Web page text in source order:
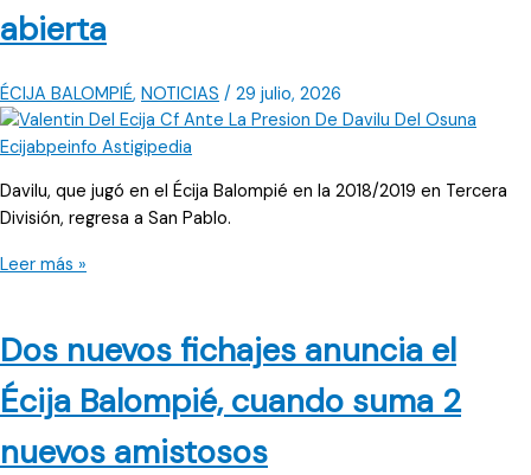
inicio
la
pretemporada
del
Balompié
abierta
ÉCIJA BALOMPIÉ, NOTICIAS / 29 julio, 2026
Davilu, que jugó en el Écija Balompié en la 2018/2019 en Tercera
División, regresa a San Pablo.
El
arranca
pretemporada
‘finde’
Leer más »
Dos nuevos fichajes anuncia el
Écija Balompié, cuando suma 2
nuevos amistosos